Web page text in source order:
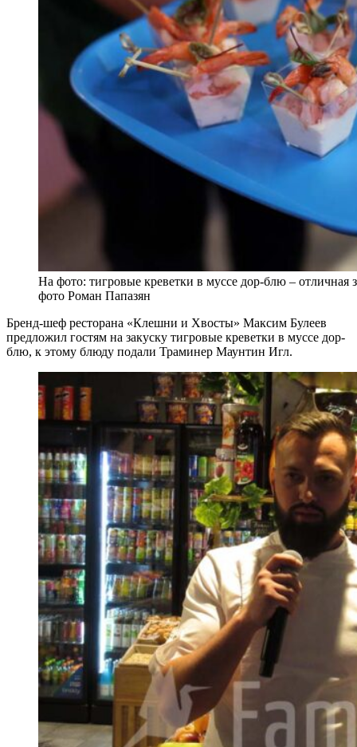
На фото: тигровые креветки в муссе дор-блю – отличная
фото Роман Папазян
Бренд-шеф ресторана «Клешни и Хвосты» Максим Булеев
предложил гостям на закуску тигровые креветки в муссе дор-
блю, к этому блюду подали Траминер Маунтин Игл.